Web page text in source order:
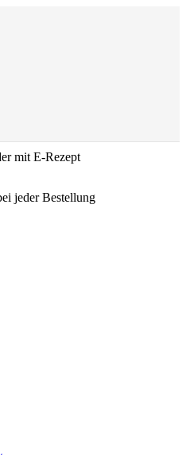
mit E-Rezept
jeder Bestellung